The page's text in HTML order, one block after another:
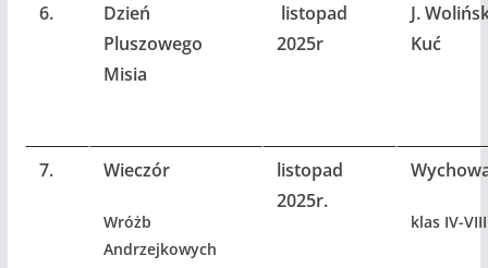
6.
Dzień
Pluszowego
Misia
listopad
2025r
J.
Kuć
7. Wieczór
Wróżb
Andrzejkowych
listopad
2025r.
klas IV-VIII